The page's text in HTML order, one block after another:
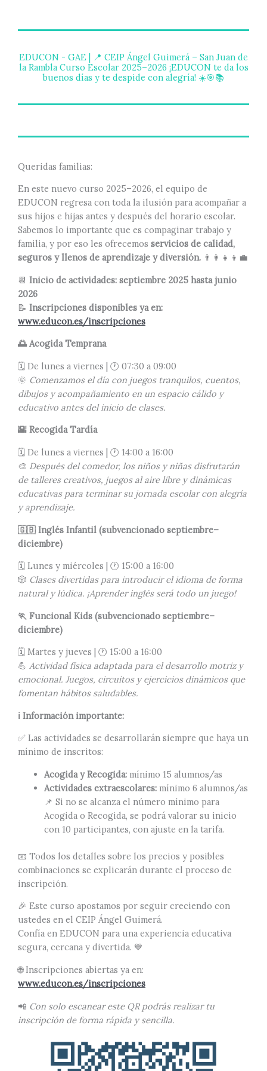
EDUCON - GAE | 📍 CEIP Ángel Guimerá – San Juan de
la Rambla Curso Escolar 2025–2026 ¡EDUCON te da los
buenos días y te despide con alegría! ☀️🎯📚
Queridas familias:
En este nuevo curso 2025–2026, el equipo de
EDUCON regresa con toda la ilusión para acompañar a
sus hijos e hijas antes y después del horario escolar.
Sabemos lo importante que es compaginar trabajo y
familia, y por eso les ofrecemos servicios de calidad,
seguros y llenos de aprendizaje y diversión. 👨‍👩‍👧‍👦💼
📆 Inicio de actividades: septiembre 2025 hasta junio
2026
📝 Inscripciones disponibles ya en:
www.educon.es/inscripciones
🌅 Acogida Temprana
🗓️ De lunes a viernes | 🕐 07:30 a 09:00
🌞 Comenzamos el día con juegos tranquilos, cuentos,
dibujos y acompañamiento en un espacio cálido y
educativo antes del inicio de clases.
🌇 Recogida Tardía
🗓️ De lunes a viernes | 🕐 14:00 a 16:00
🎨 Después del comedor, los niños y niñas disfrutarán
de talleres creativos, juegos al aire libre y dinámicas
educativas para terminar su jornada escolar con alegría
y aprendizaje.
🇬🇧 Inglés Infantil (subvencionado septiembre–
diciembre)
🗓️ Lunes y miércoles | 🕐 15:00 a 16:00
🎲 Clases divertidas para introducir el idioma de forma
natural y lúdica. ¡Aprender inglés será todo un juego!
🏃 Funcional Kids (subvencionado septiembre–
diciembre)
🗓️ Martes y jueves | 🕐 15:00 a 16:00
💪 Actividad física adaptada para el desarrollo motriz y
emocional. Juegos, circuitos y ejercicios dinámicos que
fomentan hábitos saludables.
ℹ️ Información importante:
✅ Las actividades se desarrollarán siempre que haya un
mínimo de inscritos:
Acogida y Recogida:mínimo 15 alumnos/as
Actividades extraescolares:mínimo 6 alumnos/as
📌 Si no se alcanza el número mínimo para
Acogida o Recogida, se podrá valorar su inicio
con 10 participantes, con ajuste en la tarifa.
📧 Todos los detalles sobre los precios y posibles
combinaciones se explicarán durante el proceso de
inscripción.
🎉 Este curso apostamos por seguir creciendo con
ustedes en el CEIP Ángel Guimerá.
Confía en EDUCON para una experiencia educativa
segura, cercana y divertida. 💙
🌐 Inscripciones abiertas ya en:
www.educon.es/inscripciones
📲 Con solo escanear este QR podrás realizar tu
inscripción de forma rápida y sencilla.